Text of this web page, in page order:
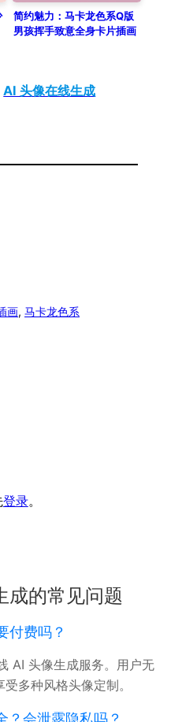
简约魅力：马卡龙色系Q版
男孩挥手致意全身卡片插画
AI 头像在线生成
画, 马卡龙色系
登录。
成的常见问题
付费吗？
AI 头像生成服务。用户无
多种风格头像定制。
？会泄露隐私吗？